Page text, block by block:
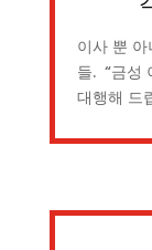
이사 뿐
들. “금성
대행해 드